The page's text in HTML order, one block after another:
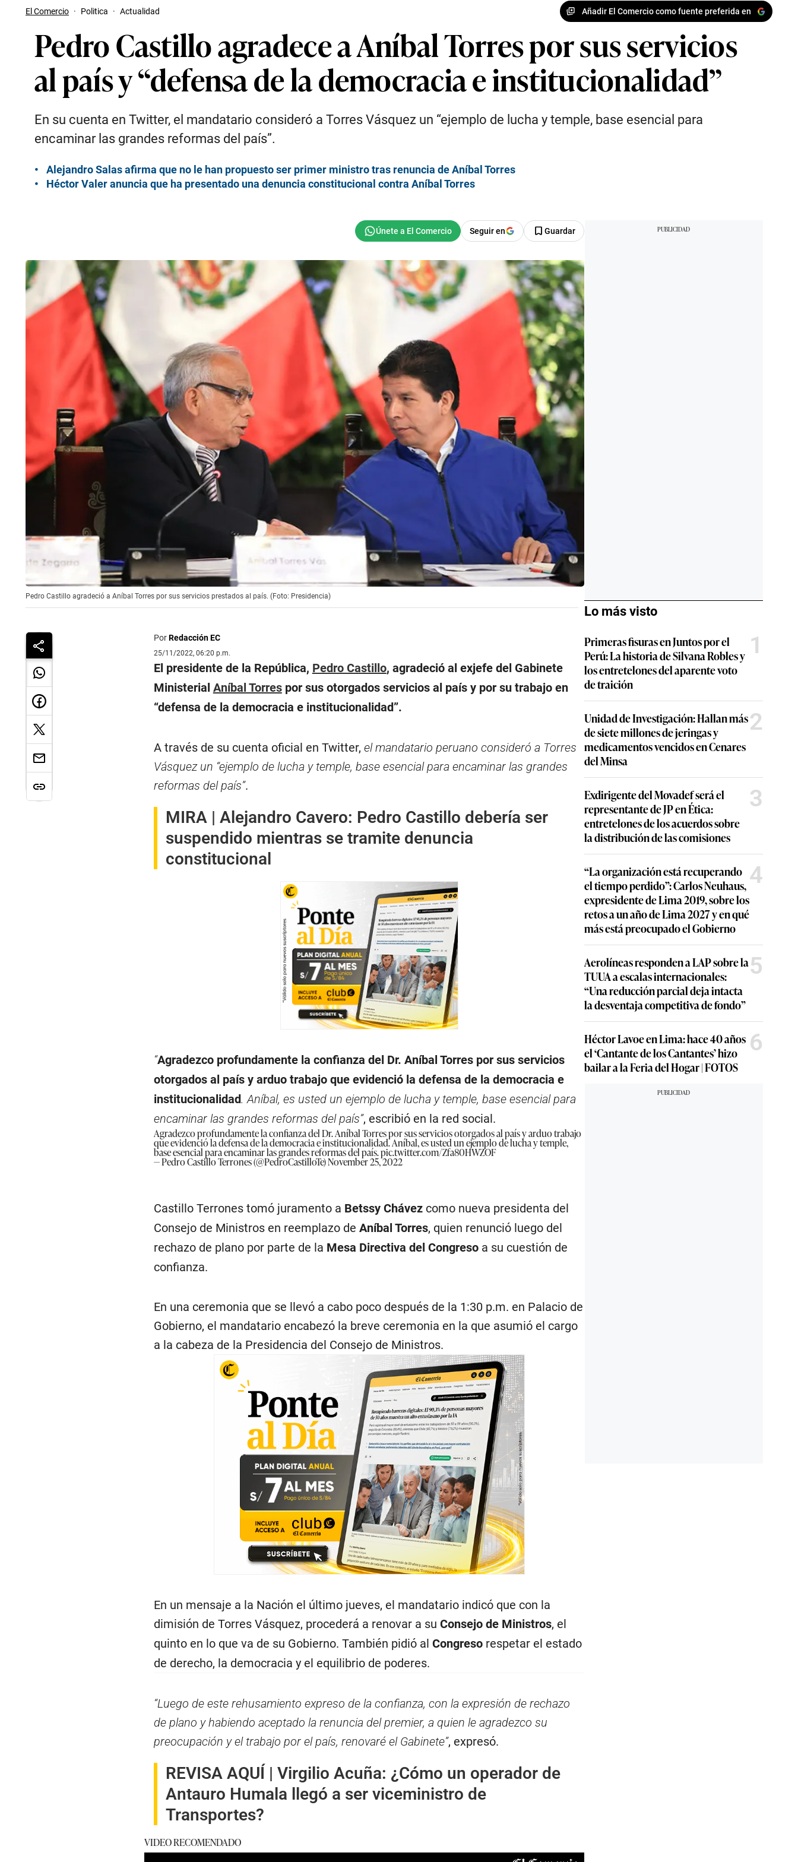
El Comercio · Politica · Actualidad Añadir El Comercio como fuente preferida en
Pedro Castillo agradece a Aníbal Torres por sus servicios
al país y “defensa de la democracia e institucionalidad”
En su cuenta en Twitter, el mandatario consideró a Torres Vásquez un “ejemplo de lucha y temple, base esencial para
encaminar las grandes reformas del país”.
Alejandro Salas afirma que no le han propuesto ser primer ministro tras renuncia de Aníbal Torres
Héctor Valer anuncia que ha presentado una denuncia constitucional contra Aníbal Torres
Seguir en Guardar
Pedro Castillo agradeció a Aníbal Torres por sus servicios prestados al país. (Foto: Presidencia)
PorRedacción EC
25/11/2022, 06:20 p.m.
El presidente de la República, Pedro Castillo, agradeció al exjefe del Gabinete
Ministerial Aníbal Torrespor sus otorgados servicios al país y por su trabajo en
“defensa de la democracia e institucionalidad”.
A través de su cuenta oficial en Twitter, el mandatario peruano consideró a Torres
Vásquez un “ejemplo de lucha y temple, base esencial para encaminar las grandes
reformas del país”.
MIRA | Alejandro Cavero: Pedro Castillo debería ser
suspendido mientras se tramite denuncia
constitucional
“Agradezco profundamente la confianza del Dr. Aníbal Torres por sus servicios
otorgados al país y arduo trabajo que evidenció la defensa de la democracia e
institucionalidad. Aníbal, es usted un ejemplo de lucha y temple, base esencial para
encaminar las grandes reformas del país”, escribió en la red social.
Agradezco profundamente la confianza del Dr. Aníbal Torres por sus servicios otorgados al país y arduo trabajo
que evidenció la defensa de la democracia e institucionalidad. Aníbal, es usted un ejemplo de lucha y temple,
base esencial para encaminar las grandes reformas del país.pic.twitter.com/Zfa80HWZOF
— Pedro Castillo Terrones (@PedroCastilloTe)November 25, 2022
Castillo Terrones tomó juramento a Betssy Chávezcomo nueva presidenta del
Consejo de Ministros en reemplazo de Aníbal Torres, quien renunció luego del
rechazo de plano por parte de la Mesa Directiva del Congresoa su cuestión de
confianza.
En una ceremonia que se llevó a cabo poco después de la 1:30 p.m. en Palacio de
Gobierno, el mandatario encabezó la breve ceremonia en la que asumió el cargo
a la cabeza de la Presidencia del Consejo de Ministros.
En un mensaje a la Nación el último jueves, el mandatario indicó que con la
dimisión de Torres Vásquez, procederá a renovar a su Consejo de Ministros, el
quinto en lo que va de su Gobierno. También pidió al Congreso respetar el estado
de derecho, la democracia y el equilibrio de poderes.
“Luego de este rehusamiento expreso de la confianza, con la expresión de rechazo
de plano y habiendo aceptado la renuncia del premier, a quien le agradezco su
preocupación y el trabajo por el país, renovaré el Gabinete”, expresó.
REVISA AQUÍ | Virgilio Acuña: ¿Cómo un operador de
Antauro Humala llegó a ser viceministro de
Transportes?
VIDEO RECOMENDADO
Lo más visto
Primeras fisuras en Juntos por el
Perú: La historia de Silvana Robles y
los entretelones del aparente voto
de traición
1
Unidad de Investigación: Hallan más
de siete millones de jeringas y
medicamentos vencidos en Cenares
del Minsa
2
Exdirigente del Movadef será el
representante de JP en Ética:
entretelones de los acuerdos sobre
la distribución de las comisiones
3
“La organización está recuperando
el tiempo perdido”: Carlos Neuhaus,
expresidente de Lima 2019, sobre los
retos a un año de Lima 2027 y en qué
más está preocupado el Gobierno
4
Aerolíneas responden a LAP sobre la
TUUA a escalas internacionales:
“Una reducción parcial deja intacta
la desventaja competitiva de fondo”
5
Héctor Lavoe en Lima: hace 40 años
el ‘Cantante de los Cantantes’ hizo
bailar a la Feria del Hogar | FOTOS
6